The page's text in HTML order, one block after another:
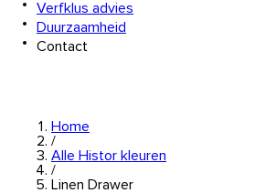
Verfklus advies
Duurzaamheid
Contact
Home
/
Alle Histor kleuren
/
Linen Drawer